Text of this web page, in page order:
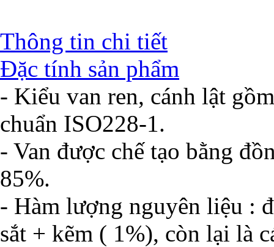
Thông tin chi tiết
Đặc tính sản phẩm
- Kiểu van ren, cánh lật
chuẩn ISO228-1.
- Van được chế tạo bằng
85%.
- Hàm lượng nguyên liệu :
sắt + kẽm ( 1%), còn lại là